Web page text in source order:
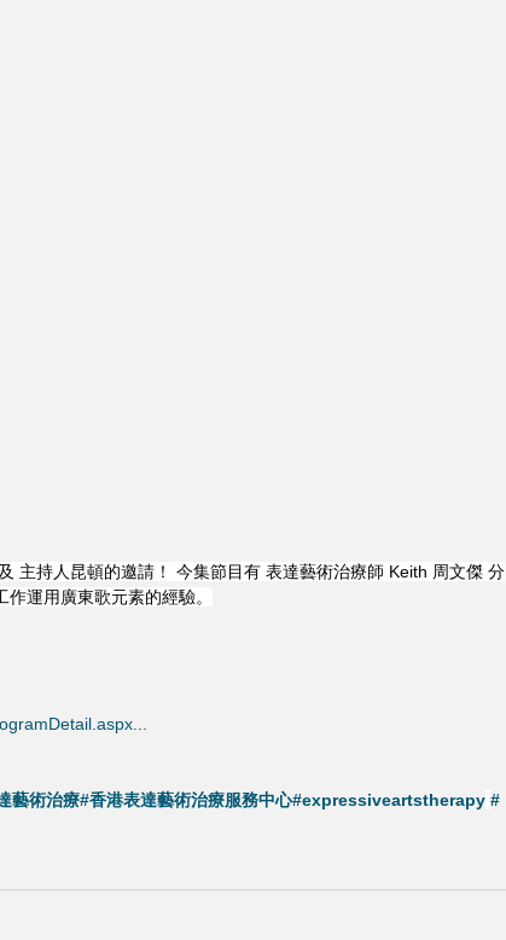
主持人昆頓的邀請！ 今集節目有 表達藝術治療師 Keith 周文傑 分
運用廣東歌元素的經驗。
...
藝術治療#香港表達藝術治療服務中心#expressiveartstherapy #